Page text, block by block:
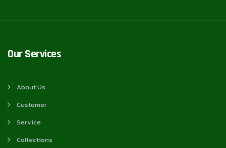
Our Services
About Us
Customer
Service
Collections